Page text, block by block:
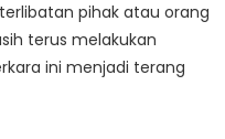
pihak atau orang
terus melakukan
ini menjadi terang